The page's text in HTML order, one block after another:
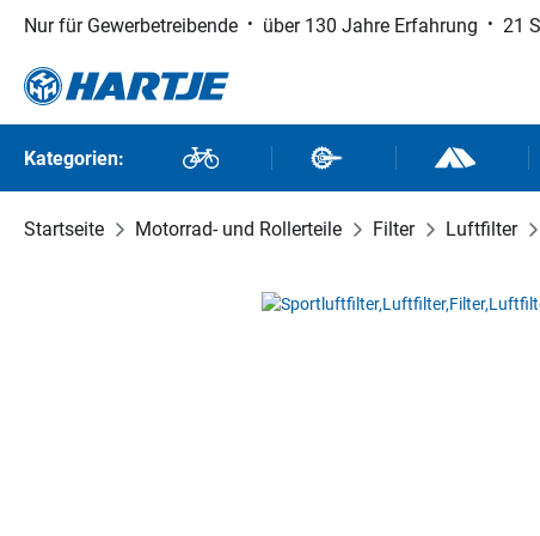
Hauptinhalt springen
Zur Suche springen
Zur Hauptnavigation springen
Nur für Gewerbetreibende über 130 Jahre Erfahrung 21
Kategorien: Fahrräder Fahrradteile Outdoor
Startseite Motorrad- und Rollerteile Filter Luftfilter